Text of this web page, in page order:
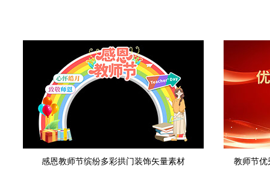
感恩教师节缤纷多彩拱门装饰矢量素材 教师节优